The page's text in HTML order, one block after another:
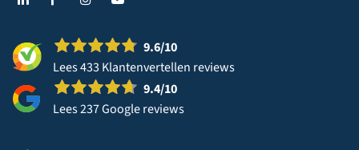
9.6/10
Lees 433 Klantenvertellen reviews
9.4/10
Lees 237 Google reviews